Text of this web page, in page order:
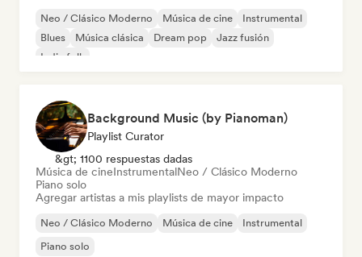
Neo / Clásico Moderno Música de cine
Instrumental
Blues
Música clásica Dream pop
Jazz fusión
Indie folk
Background Music (by Pianoman)
Playlist Curator
&gt; 1100 respuestas dadas
Música de cineInstrumentalNeo / Clásico Moderno
Piano solo
Agregar artistas a mis playlists de mayor impacto
Neo / Clásico Moderno Música de cine
Instrumental
Piano solo